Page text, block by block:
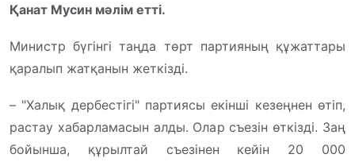
Қанат Мусин мәлім етті.
Министр бүгінгі таңда төрт партияның құжаттары
қаралып жатқанын жеткізді.
– "Халық дербестігі" партиясы екінші кезеңнен өтіп,
растау хабарламасын алды. Олар съезін өткізді. Заң
бойынша, құрылтай съезінен кейін 20 000